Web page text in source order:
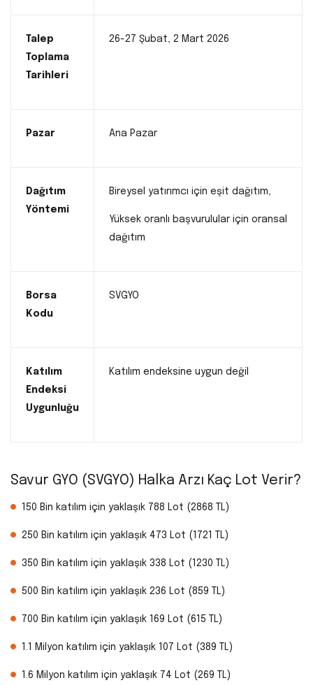
Talep
Toplama
Tarihleri
26-27 Şubat, 2 Mart 2026
Pazar Ana Pazar
Dağıtım
Yöntemi
Bireysel yatırımcı için eşit dağıtım,
Yüksek oranlı başvurulular için oransal
dağıtım
Borsa
Kodu
SVGYO
Katılım
Endeksi
Uygunluğu
Katılım endeksine uygun değil
Savur GYO (SVGYO) Halka Arzı Kaç Lot Verir?
150 Bin katılım için yaklaşık 788 Lot (2868 TL)
250 Bin katılım için yaklaşık 473 Lot (1721 TL)
350 Bin katılım için yaklaşık 338 Lot (1230 TL)
500 Bin katılım için yaklaşık 236 Lot (859 TL)
700 Bin katılım için yaklaşık 169 Lot (615 TL)
1.1 Milyon katılım için yaklaşık 107 Lot (389 TL)
1.6 Milyon katılım için yaklaşık 74 Lot (269 TL)